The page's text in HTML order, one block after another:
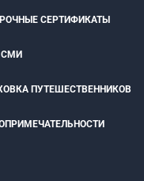
СЕРТИФИКАТЫ
ПУТЕШЕСТВЕННИКОВ